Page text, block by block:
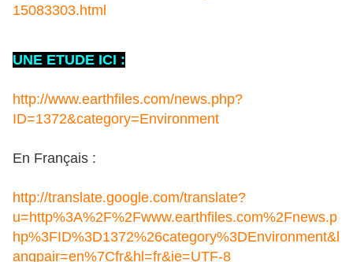
15083303.html
UNE ETUDE ICI :
http://www.earthfiles.com/news.php?
ID=1372&category=Environment
En Français :
http://translate.google.com/translate?
u=http%3A%2F%2Fwww.earthfiles.com%2Fnews.p
hp%3FID%3D1372%26category%3DEnvironment&l
angpair=en%7Cfr&hl=fr&ie=UTF-8